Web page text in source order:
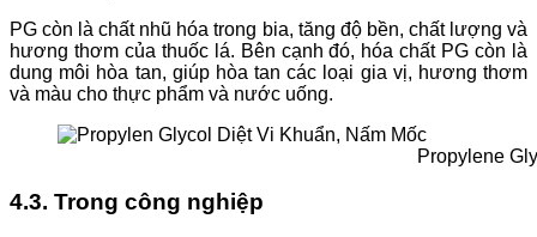
PG còn là chất nhũ hóa trong bia, tăng độ bền, chất lượng và
hương thơm của thuốc lá. Bên cạnh đó, hóa chất PG còn là
dung môi hòa tan, giúp hòa tan các loại gia vị, hương thơm
và màu cho thực phẩm và nước uống.
Propylene
4.3. Trong công nghiệp